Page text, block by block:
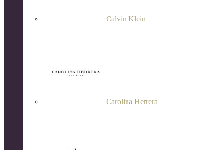
Calvin Klein
Carolina Herrera